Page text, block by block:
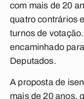
com mais de 20
quatro contrários
turnos de
encaminhado
Deputados.
A proposta de
mais de 20 anos,